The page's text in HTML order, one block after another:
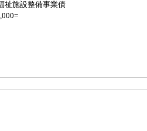
祉施設整備事業債